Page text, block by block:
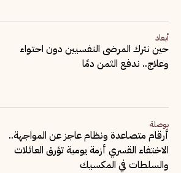
أبعاد
حين نترك المرضى النفسيين دون احتواء
وعلاج.. ندفع الثمن دمًا
بوصلة
أرقام متصاعدة ونظام عاجز عن المواجهة..
الاختفاء القسري أزمة يومية تؤرق العائلات
والسلطات في المكسيك